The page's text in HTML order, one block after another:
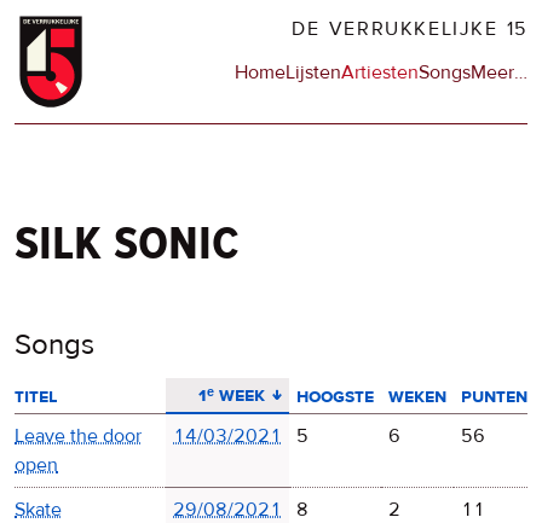
Overslaan
naar
DE VERRUKKELIJKE 15
Hoofdnavigatie
HomeLijstenArtiestenSongsMeerop
…
silk sonic
Songs
titel 1ᵉ week
aflopend sorteren hoogste weken
punten
Leave the door
open
14/03/2021 5 6 56
Skate 29/08/2021 8 2
11